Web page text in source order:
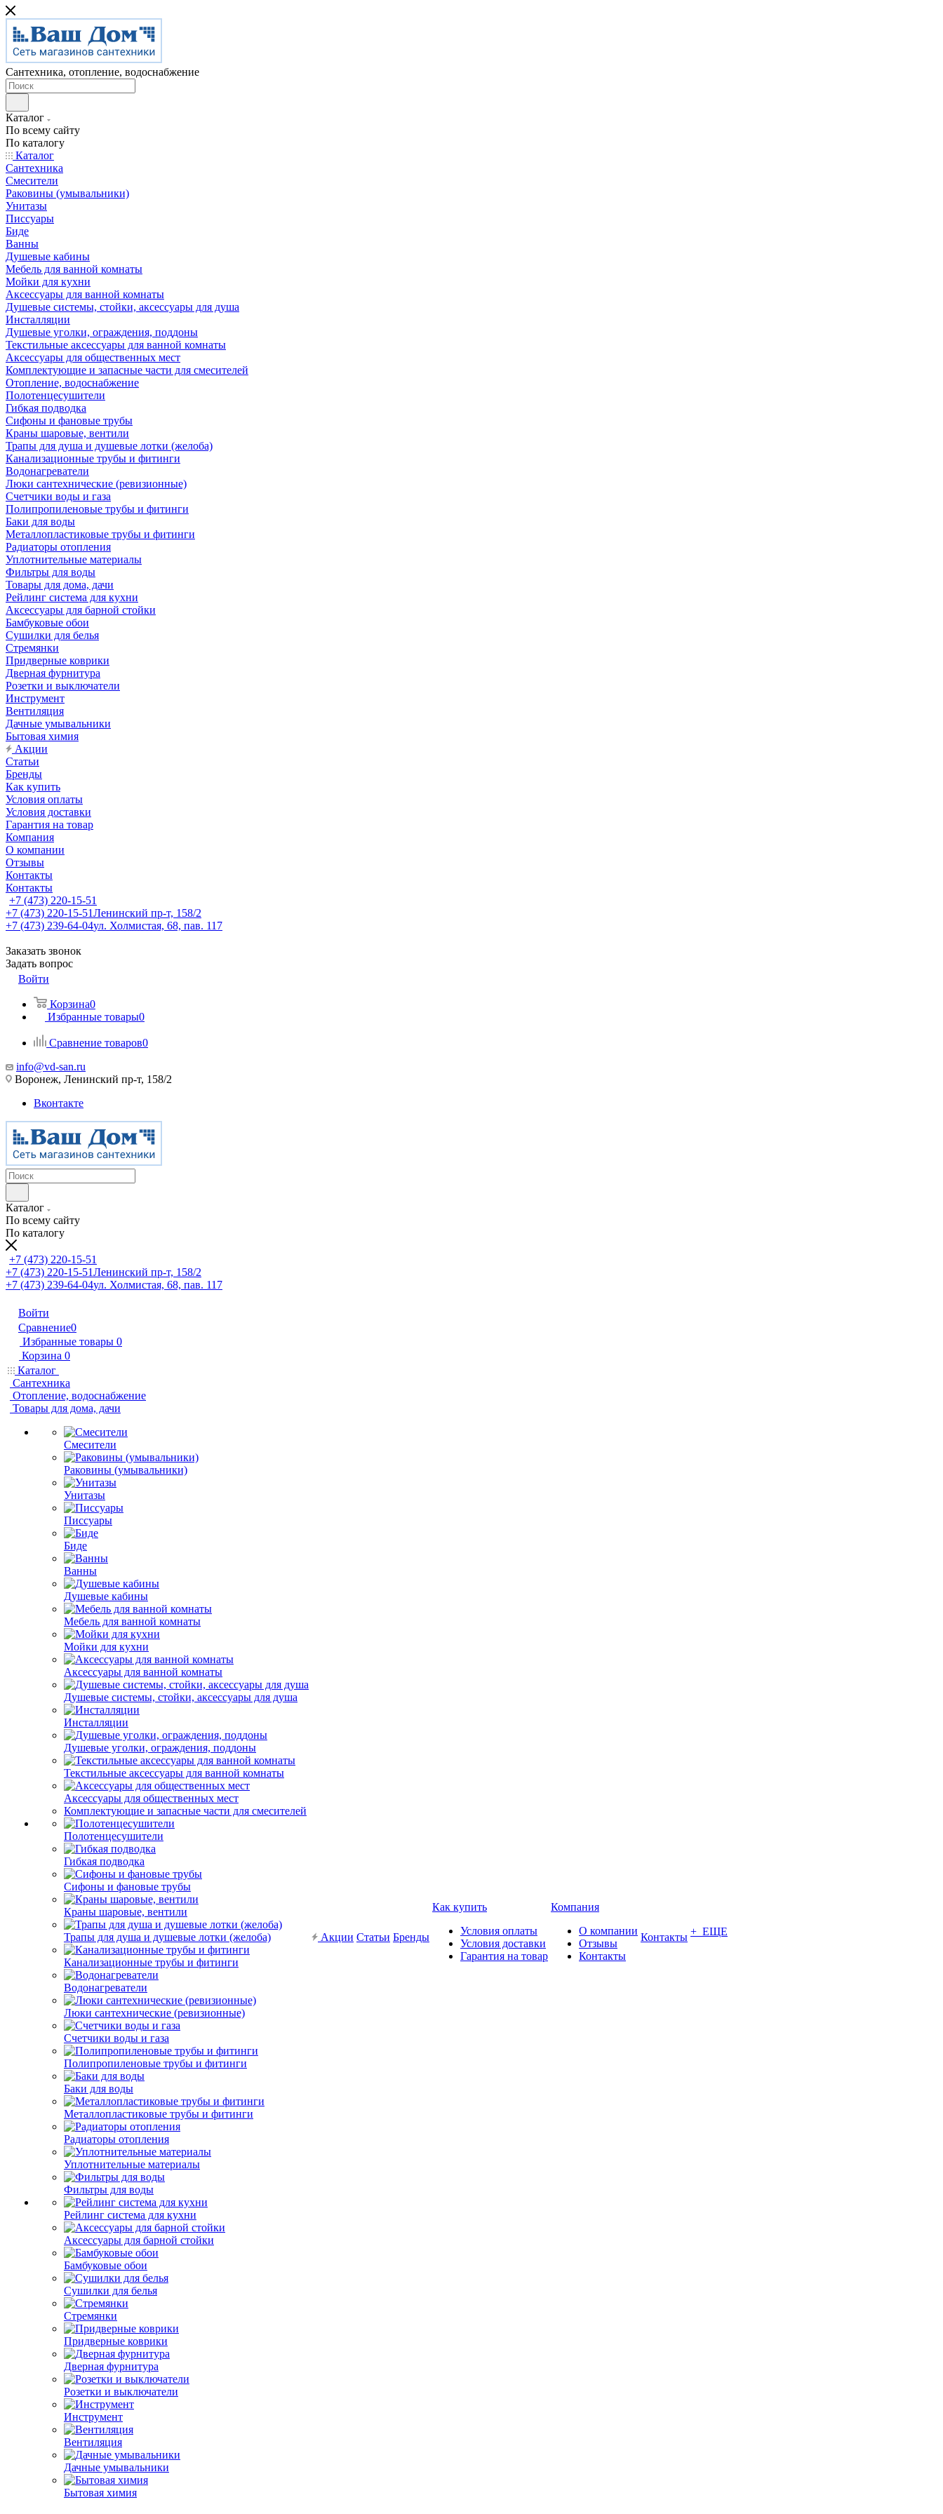
Сантехника, отопление, водоснабжение
Каталог
По всему сайту
По каталогу
Каталог
Сантехника
Смесители
Раковины (умывальники)
Унитазы
Писсуары
Биде
Ванны
Душевые кабины
Мебель для ванной комнаты
Мойки для кухни
Аксессуары для ванной комнаты
Душевые системы, стойки, аксессуары для душа
Инсталляции
Душевые уголки, ограждения, поддоны
Текстильные аксессуары для ванной комнаты
Аксессуары для общественных мест
Комплектующие и запасные части для смесителей
Отопление, водоснабжение
Полотенцесушители
Гибкая подводка
Сифоны и фановые трубы
Краны шаровые, вентили
Трапы для душа и душевые лотки (желоба)
Канализационные трубы и фитинги
Водонагреватели
Люки сантехнические (ревизионные)
Счетчики воды и газа
Полипропиленовые трубы и фитинги
Баки для воды
Металлопластиковые трубы и фитинги
Радиаторы отопления
Уплотнительные материалы
Фильтры для воды
Товары для дома, дачи
Рейлинг система для кухни
Аксессуары для барной стойки
Бамбуковые обои
Сушилки для белья
Стремянки
Придверные коврики
Дверная фурнитура
Розетки и выключатели
Инструмент
Вентиляция
Дачные умывальники
Бытовая химия
Акции
Статьи
Бренды
Как купить
Условия оплаты
Условия доставки
Гарантия на товар
Компания
О компании
Отзывы
Контакты
Контакты
+7 (473) 220-15-51
+7 (473) 220-15-51Ленинский пр-т, 158/2
+7 (473) 239-64-04ул. Холмистая, 68, пав. 117
Заказать звонок
Задать вопрос
Войти
Корзина0
Избранные товары0
Сравнение товаров0
info@vd-san.ru
Воронеж, Ленинский пр-т, 158/2
Вконтакте
Каталог
По всему сайту
По каталогу
+7 (473) 220-15-51
+7 (473) 220-15-51Ленинский пр-т, 158/2
+7 (473) 239-64-04ул. Холмистая, 68, пав. 117
Войти
Сравнение0
Избранные товары 0
Корзина 0
Каталог
Сантехника
Отопление, водоснабжение
Товары для дома, дачи
Смесители
Раковины (умывальники)
Унитазы
Писсуары
Биде
Ванны
Душевые кабины
Мебель для ванной комнаты
Мойки для кухни
Аксессуары для ванной комнаты
Душевые системы, стойки, аксессуары для душа
Инсталляции
Душевые уголки, ограждения, поддоны
Текстильные аксессуары для ванной комнаты
Аксессуары для общественных мест
Комплектующие и запасные части для смесителей
Полотенцесушители
Гибкая подводка
Сифоны и фановые трубы
Краны шаровые, вентили
Трапы для душа и душевые лотки (желоба)
Канализационные трубы и фитинги
Водонагреватели
Люки сантехнические (ревизионные)
Счетчики воды и газа
Полипропиленовые трубы и фитинги
Баки для воды
Металлопластиковые трубы и фитинги
Радиаторы отопления
Уплотнительные материалы
Фильтры для воды
Рейлинг система для кухни
Аксессуары для барной стойки
Бамбуковые обои
Сушилки для белья
Стремянки
Придверные коврики
Дверная фурнитура
Розетки и выключатели
Инструмент
Вентиляция
Дачные умывальники
Бытовая химия
Акции Статьи Бренды
Как купить
Условия оплаты
Условия доставки
Гарантия на товар
Компания
О компании
Отзывы
Контакты
Контакты + ЕЩЕ